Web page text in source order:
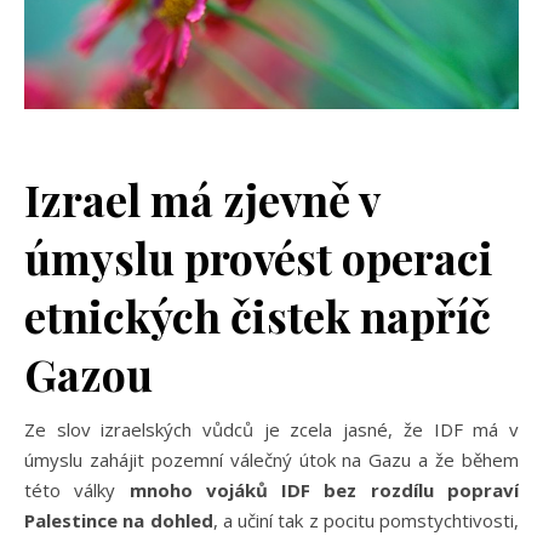
Izrael má zjevně v
úmyslu provést operaci
etnických čistek napříč
Gazou
Ze slov izraelských vůdců je zcela jasné, že IDF má v
úmyslu zahájit pozemní válečný útok na Gazu a že během
této války mnoho vojáků IDF bez rozdílu popraví
Palestince na dohled, a učiní tak z pocitu pomstychtivosti,